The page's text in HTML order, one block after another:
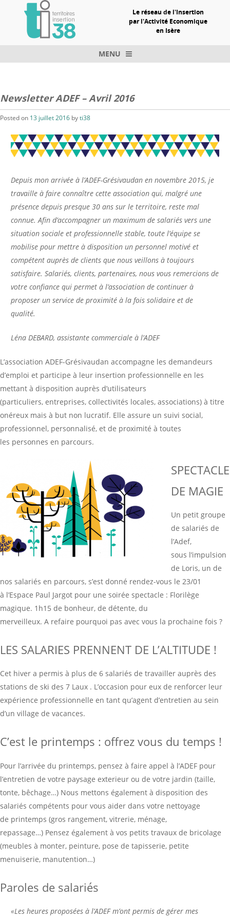
Le réseau de l'Insertion
par l'Activité Economique
en Isère
MENU
Newsletter ADEF – Avril 2016
Posted on 13 juillet 2016 byti38
Depuis mon arrivée à l’ADEF-Grésivaudan en novembre 2015, je
travaille à faire connaître cette association qui, malgré une
présence depuis presque 30 ans sur le territoire, reste mal
connue. Afin d’accompagner un maximum de salariés vers une
situation sociale et professionnelle stable, toute l’équipe se
mobilise pour mettre à disposition un personnel motivé et
compétent auprès de clients que nous veillons à toujours
satisfaire. Salariés, clients, partenaires, nous vous remercions de
votre confiance qui permet à l’association de continuer à
proposer un service de proximité à la fois solidaire et de
qualité.
Léna DEBARD, assistante commerciale à l’ADEF
L’association ADEF-Grésivaudan accompagne les demandeurs
d’emploi et participe à leur insertion professionnelle en les
mettant à disposition auprès d’utilisateurs
(particuliers, entreprises, collectivités locales, associations) à titre
onéreux mais à but non lucratif. Elle assure un suivi social,
professionnel, personnalisé, et de proximité à toutes
les personnes en parcours.
SPECTACLE
DE MAGIE
Un petit groupe
de salariés de
l’Adef,
sous l’impulsion
de Loris, un de
nos salariés en parcours, s’est donné rendez-vous le 23/01
à l’Espace Paul Jargot pour une soirée spectacle : Florilège
magique. 1h15 de bonheur, de détente, du
merveilleux. A refaire pourquoi pas avec vous la prochaine fois ?
LES SALARIES PRENNENT DE L’ALTITUDE !
Cet hiver a permis à plus de 6 salariés de travailler auprès des
stations de ski des 7 Laux . L’occasion pour eux de renforcer leur
expérience professionnelle en tant qu’agent d’entretien au sein
d’un village de vacances.
C’est le printemps : offrez vous du temps !
Pour l’arrivée du printemps, pensez à faire appel à l’ADEF pour
l’entretien de votre paysage exterieur ou de votre jardin (taille,
tonte, bêchage…) Nous mettons également à disposition des
salariés compétents pour vous aider dans votre nettoyage
de printemps (gros rangement, vitrerie, ménage,
repassage…) Pensez également à vos petits travaux de bricolage
(meubles à monter, peinture, pose de tapisserie, petite
menuiserie, manutention…)
Paroles de salariés
«Les heures proposées à l’ADEF m’ont permis de gérer mes